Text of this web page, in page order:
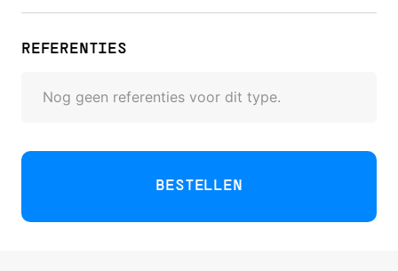
REFERENTIES
Nog geen referenties voor dit type.
BESTELLEN